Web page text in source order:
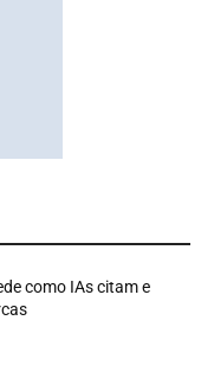
como IAs citam e